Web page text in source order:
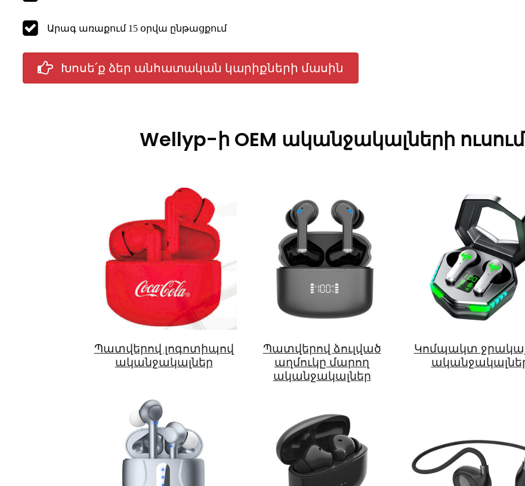
Արագ առաքում 15 օրվա ընթացքում
Խոսե՛ք ձեր անհատական ​​կարիքների մասին
Wellyp-ի OEM ականջակալների
Պատվերով լոգոտիպով
ականջակալներ
Պատվերով ձուլված
աղմուկը մարող
ականջակալներ
Կոմպակտ